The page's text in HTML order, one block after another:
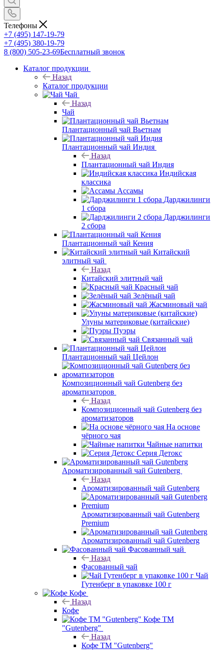
Телефоны
+7 (495) 147-19-79
+7 (495) 380-19-79
8 (800) 505-23-69Бесплатный звонок
Каталог продукции
Назад
Каталог продукции
Чай
Назад
Чай
Плантационный чай Вьетнам
Плантационный чай Индия
Назад
Плантационный чай Индия
Индийская
классика
Ассамы
Дарджилинги
1 сбора
Дарджилинги
2 сбора
Плантационный чай Кения
Китайский
элитный чай
Назад
Китайский элитный чай
Красный чай
Зелёный чай
Жасминовый чай
Улуны материковые (китайские)
Пуэры
Связанный чай
Плантационный чай Цейлон
Композиционный чай Gutenberg без
ароматизаторов
Назад
Композиционный чай Gutenberg без
ароматизаторов
На основе
чёрного чая
Чайные напитки
Серия Детокс
Ароматизированный чай Gutenberg
Назад
Ароматизированный чай Gutenberg
Ароматизированный чай Gutenberg
Premium
Ароматизированный чай Gutenberg
Фасованный чай
Назад
Фасованный чай
Чай
Гутенберг в упаковке 100 г
Кофе
Назад
Кофе
Кофе ТМ
"Gutenberg"
Назад
Кофе ТМ "Gutenberg"